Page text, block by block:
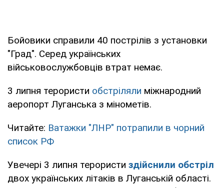
Бойовики справили 40 пострілів з установки
"Град". Серед українських
військовослужбовців втрат немає.
3 липня терористи обстріляли міжнародний
аеропорт Луганська з мінометів.
Читайте: Ватажки "ЛНР" потрапили в чорний
список РФ
Увечері 3 липня терористи здійснили обстріл
двох українських літаків в Луганській області.